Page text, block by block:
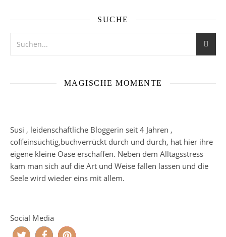
SUCHE
MAGISCHE MOMENTE
Susi , leidenschaftliche Bloggerin seit 4 Jahren ,
coffeinsüchtig,buchverrückt durch und durch, hat hier ihre
eigene kleine Oase erschaffen. Neben dem Alltagsstress
kam man sich auf die Art und Weise fallen lassen und die
Seele wird wieder eins mit allem.
Social Media